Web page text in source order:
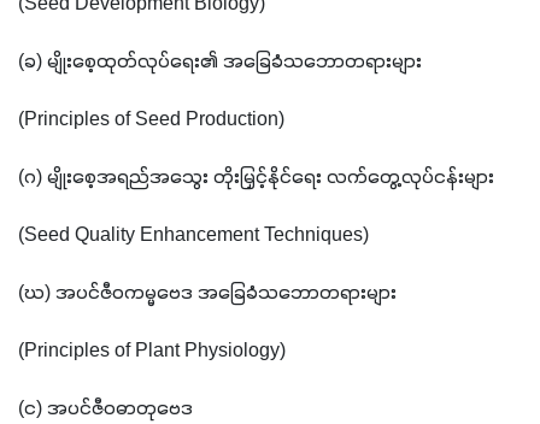
(Seed Development Biology)
(ခ) မျိုးစေ့ထုတ်လုပ်ရေး၏ အခြေခံသဘောတရားများ
(Principles of Seed Production)
(ဂ) မျိုးစေ့အရည်အသွေး တိုးမြှင့်နိုင်ရေး လက်တွေ့လုပ်ငန်းများ
(Seed Quality Enhancement Techniques)
(ဃ) အပင်ဇီဝကမ္မဗေဒ အခြေခံသဘောတရားများ
(Principles of Plant Physiology)
(င) အပင်ဇီဝဓာတုဗေဒ